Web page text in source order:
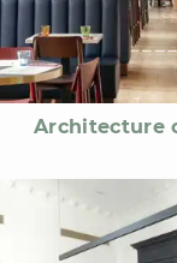
Architecture